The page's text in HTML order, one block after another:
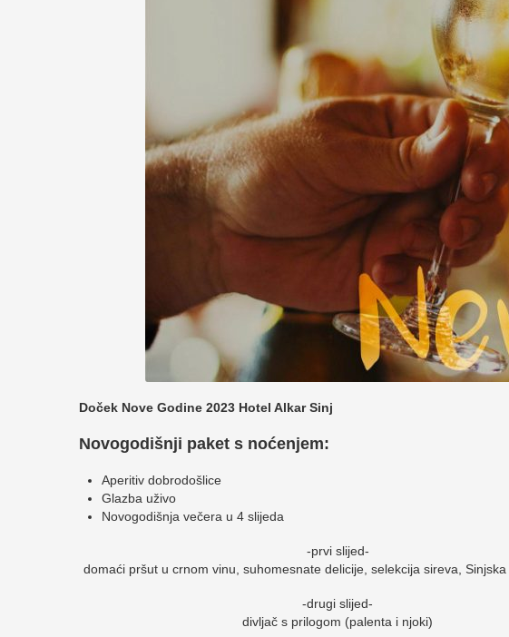
Doček Nove Godine 2023 Hotel Alkar Sinj
Novogodišnji paket s noćenjem:
Aperitiv dobrodošlice
Glazba uživo
Novogodišnja večera u 4 slijeda
-prvi slijed-
domaći pršut u crnom vinu, suhomesnate delicije, selekcija sireva,
-drugi slijed-
divljač s prilogom (palenta i njoki)